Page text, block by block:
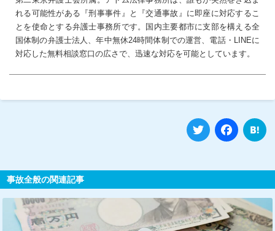
れる可能性がある『刑事事件』と『交通事故』に即座に対応するこ
とを使命とする弁護士事務所です。国内主要都市に支部を構える全
国体制の弁護士法人、年中無休24時間体制での運営、電話・LINEに
対応した無料相談窓口の広さで、迅速な対応を可能としています。
Twitter
事故全般の関連記事